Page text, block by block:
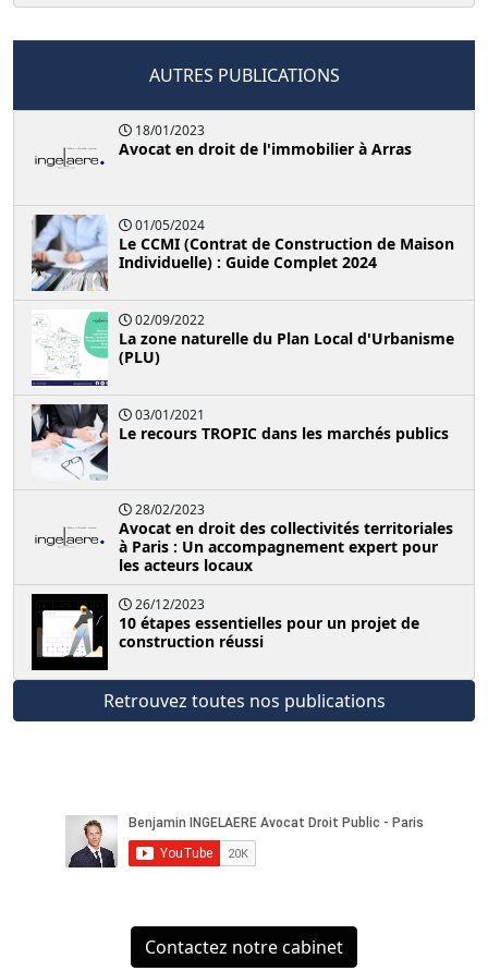
AUTRES PUBLICATIONS
18/01/2023
Avocat en droit de l'immobilier à Arras
01/05/2024
Le CCMI (Contrat de Construction de Maison
Individuelle) : Guide Complet 2024
02/09/2022
La zone naturelle du Plan Local d'Urbanisme
(PLU)
03/01/2021
Le recours TROPIC dans les marchés publics
28/02/2023
Avocat en droit des collectivités territoriales
à Paris : Un accompagnement expert pour
les acteurs locaux
26/12/2023
10 étapes essentielles pour un projet de
construction réussi
Retrouvez toutes nos publications
Contactez notre cabinet